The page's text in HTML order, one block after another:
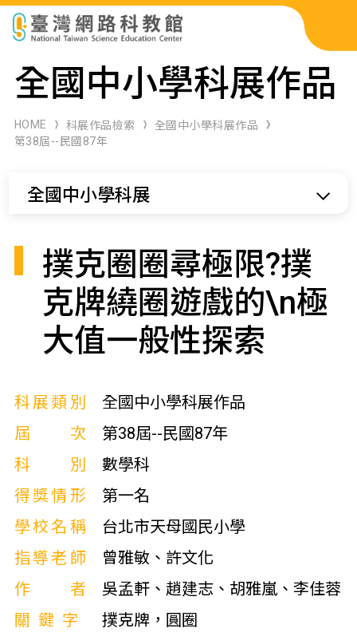
科展作品檢索
科學研習月刊
全國中小學科展作品
HOME 科展作品檢索
全國中小學科展作品
第38屆--民國87年
全國中小學科展
撲克圈圈尋極限?撲
克牌繞圈遊戲的\n極
大值一般性探索
科展類別
全國中小學科展作品
屆次
第38屆--民國87年
科別
數學科
得獎情形
第一名
學校名稱
台北市天母國民小學
指導老師
曾雅敏、許文化
作者
吳孟軒、趙建志、胡雅嵐、李佳蓉
關鍵字
撲克牌，圓圈